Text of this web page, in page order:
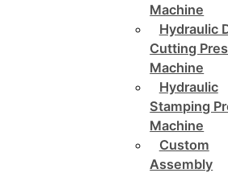
Machine
Hydraulic
Cutting
Machine
Hydraulic
Stamping
Machine
Custom
Assembly